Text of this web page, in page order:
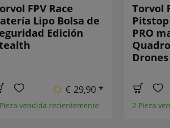
FPV Race
Lipo Bolsa de
Edición
€ 29,90 *
vendida recientemente
Torvol
PRO
2 Pieza